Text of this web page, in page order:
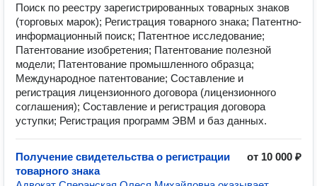
Поиск по реестру зарегистрированных товарных знаков
(торговых марок); Регистрация товарного знака; Патентно-
информационный поиск; Патентное исследование;
Патентование изобретения; Патентование полезной
модели; Патентование промышленного образца;
Международное патентование; Составление и
регистрация лицензионного договора (лицензионного
соглашения); Составление и регистрация договора
уступки; Регистрация программ ЭВМ и баз данных.
Получение свидетельства о регистрации
товарного знака
от 10 000 ₽